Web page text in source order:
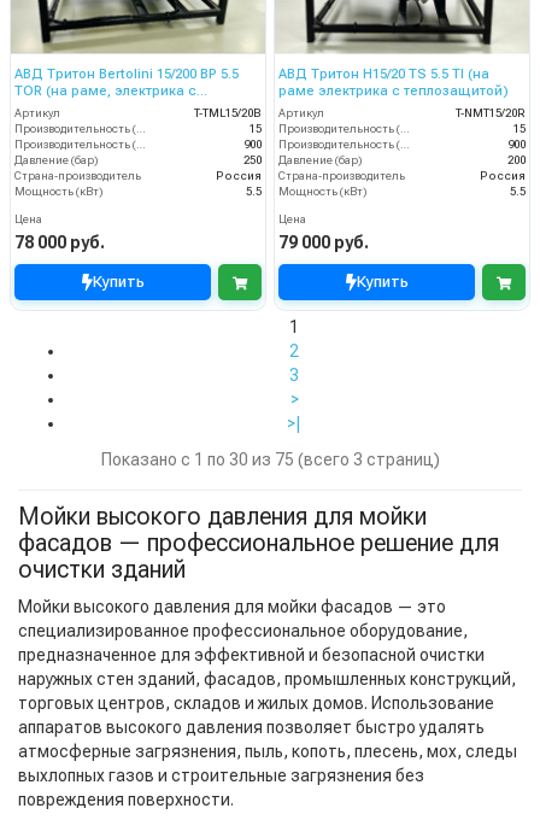
АВД Тритон Bertolini 15/200 BP 5.5
TOR (на раме, электрика с
теплозащитой)
Артикул
T-TML15/20B
Производительность (л/мин)
15
Производительность (л/ч)
900
Давление (бар)
250
Страна-производитель
Россия
Мощность (кВт)
5.5
Цена
78 000 руб.
Купить
АВД Тритон H15/20 TS 5.5 TI (на
раме электрика с теплозащитой)
Артикул
T-NMT15/20R
Производительность (л/мин)
15
Производительность (л/ч)
900
Давление (бар)
200
Страна-производитель
Россия
Мощность (кВт)
5.5
Цена
79 000 руб.
Купить
1
2
3
>
>|
Показано с 1 по 30 из 75 (всего 3 страниц)
Мойки высокого давления для мойки
фасадов — профессиональное решение для
очистки зданий
Мойки высокого давления для мойки фасадов — это
специализированное профессиональное оборудование,
предназначенное для эффективной и безопасной очистки
наружных стен зданий, фасадов, промышленных конструкций,
торговых центров, складов и жилых домов. Использование
аппаратов высокого давления позволяет быстро удалять
атмосферные загрязнения, пыль, копоть, плесень, мох, следы
выхлопных газов и строительные загрязнения без
повреждения поверхности.